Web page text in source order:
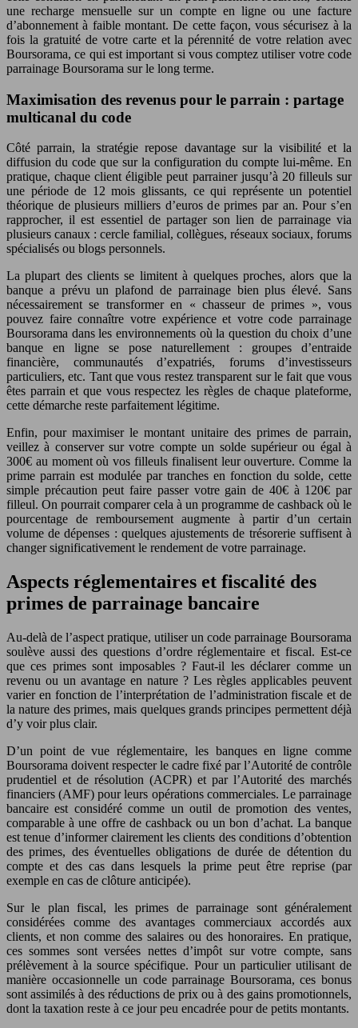
une recharge mensuelle sur un compte en ligne ou une facture
d’abonnement à faible montant. De cette façon, vous sécurisez à la
fois la gratuité de votre carte et la pérennité de votre relation avec
Boursorama, ce qui est important si vous comptez utiliser votre code
parrainage Boursorama sur le long terme.
Maximisation des revenus pour le parrain : partage
multicanal du code
Côté parrain, la stratégie repose davantage sur la visibilité et la
diffusion du code que sur la configuration du compte lui-même. En
pratique, chaque client éligible peut parrainer jusqu’à 20 filleuls sur
une période de 12 mois glissants, ce qui représente un potentiel
théorique de plusieurs milliers d’euros de primes par an. Pour s’en
rapprocher, il est essentiel de partager son lien de parrainage via
plusieurs canaux : cercle familial, collègues, réseaux sociaux, forums
spécialisés ou blogs personnels.
La plupart des clients se limitent à quelques proches, alors que la
banque a prévu un plafond de parrainage bien plus élevé. Sans
nécessairement se transformer en « chasseur de primes », vous
pouvez faire connaître votre expérience et votre code parrainage
Boursorama dans les environnements où la question du choix d’une
banque en ligne se pose naturellement : groupes d’entraide
financière, communautés d’expatriés, forums d’investisseurs
particuliers, etc. Tant que vous restez transparent sur le fait que vous
êtes parrain et que vous respectez les règles de chaque plateforme,
cette démarche reste parfaitement légitime.
Enfin, pour maximiser le montant unitaire des primes de parrain,
veillez à conserver sur votre compte un solde supérieur ou égal à
300€ au moment où vos filleuls finalisent leur ouverture. Comme la
prime parrain est modulée par tranches en fonction du solde, cette
simple précaution peut faire passer votre gain de 40€ à 120€ par
filleul. On pourrait comparer cela à un programme de cashback où le
pourcentage de remboursement augmente à partir d’un certain
volume de dépenses : quelques ajustements de trésorerie suffisent à
changer significativement le rendement de votre parrainage.
Aspects réglementaires et fiscalité des
primes de parrainage bancaire
Au-delà de l’aspect pratique, utiliser un code parrainage Boursorama
soulève aussi des questions d’ordre réglementaire et fiscal. Est-ce
que ces primes sont imposables ? Faut-il les déclarer comme un
revenu ou un avantage en nature ? Les règles applicables peuvent
varier en fonction de l’interprétation de l’administration fiscale et de
la nature des primes, mais quelques grands principes permettent déjà
d’y voir plus clair.
D’un point de vue réglementaire, les banques en ligne comme
Boursorama doivent respecter le cadre fixé par l’Autorité de contrôle
prudentiel et de résolution (ACPR) et par l’Autorité des marchés
financiers (AMF) pour leurs opérations commerciales. Le parrainage
bancaire est considéré comme un outil de promotion des ventes,
comparable à une offre de cashback ou un bon d’achat. La banque
est tenue d’informer clairement les clients des conditions d’obtention
des primes, des éventuelles obligations de durée de détention du
compte et des cas dans lesquels la prime peut être reprise (par
exemple en cas de clôture anticipée).
Sur le plan fiscal, les primes de parrainage sont généralement
considérées comme des avantages commerciaux accordés aux
clients, et non comme des salaires ou des honoraires. En pratique,
ces sommes sont versées nettes d’impôt sur votre compte, sans
prélèvement à la source spécifique. Pour un particulier utilisant de
manière occasionnelle un code parrainage Boursorama, ces bonus
sont assimilés à des réductions de prix ou à des gains promotionnels,
dont la taxation reste à ce jour peu encadrée pour de petits montants.